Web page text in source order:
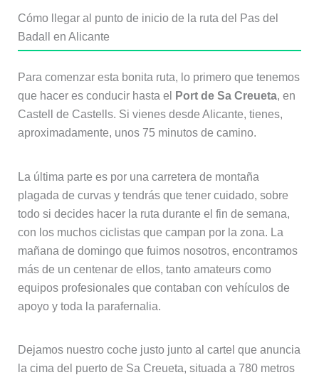
Cómo llegar al punto de inicio de la ruta del Pas del
Badall en Alicante
Para comenzar esta bonita ruta, lo primero que tenemos
que hacer es conducir hasta el
Port de Sa Creueta, en
Castell de Castells. Si vienes desde Alicante, tienes,
aproximadamente, unos 75 minutos de camino.
La última parte es por una carretera de montaña
plagada de curvas y tendrás que tener cuidado, sobre
todo si decides hacer la ruta durante el fin de semana,
con los muchos ciclistas que campan por la zona. La
mañana de domingo que fuimos nosotros, encontramos
más de un centenar de ellos, tanto amateurs como
equipos profesionales que contaban con vehículos de
apoyo y toda la parafernalia.
Dejamos nuestro coche justo junto al cartel que anuncia
la cima del puerto de Sa Creueta, situada a 780 metros